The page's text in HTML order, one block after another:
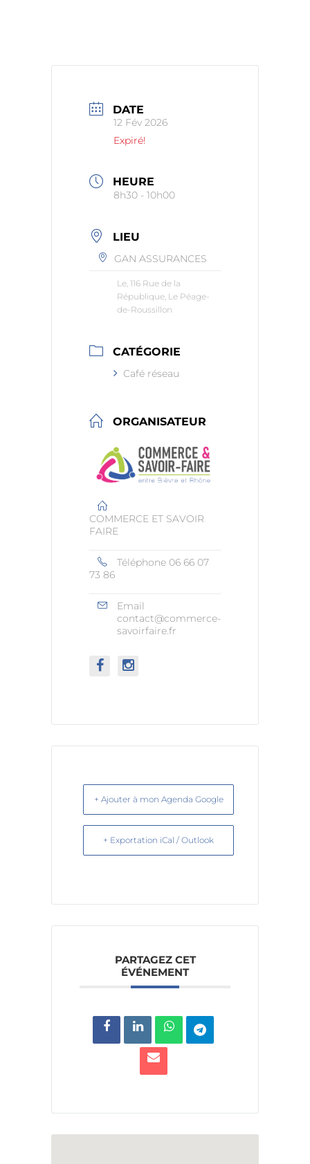
DATE
12 Fév 2026
Expiré!
HEURE
8h30 - 10h00
LIEU
GAN ASSURANCES
Le, 116 Rue de la
République, Le Péage-
de-Roussillon
CATÉGORIE
Café réseau
ORGANISATEUR
COMMERCE ET SAVOIR
FAIRE
Téléphone 06 66 07
73 86
Email
contact@commerce-
savoirfaire.fr
+ Ajouter à mon Agenda Google
+ Exportation iCal / Outlook
PARTAGEZ CET
ÉVÉNEMENT